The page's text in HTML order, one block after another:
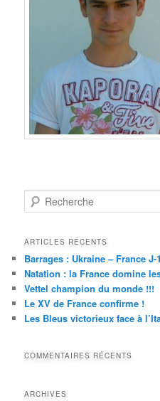
Recherche
ARTICLES RÉCENTS
Barrages : Ukraine – France J-1
Natation : la France domine
Vettel champion du monde !!!
Le XV de France confirme !
Les Bleus victorieux face à
COMMENTAIRES RÉCENTS
ARCHIVES